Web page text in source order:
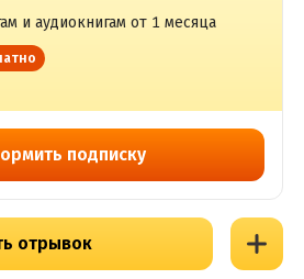
и аудиокнигам от 1 месяца
подписку
отрывок